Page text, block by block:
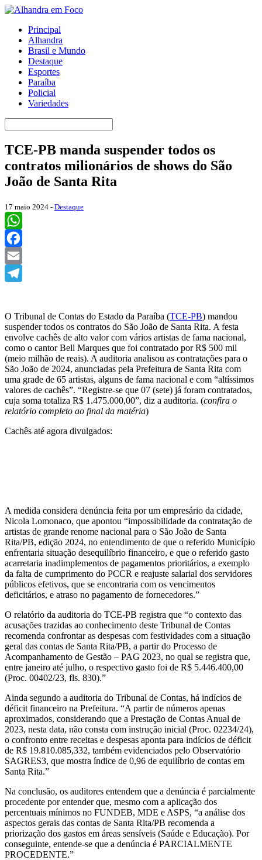
Principal
Alhandra
Brasil e Mundo
Destaque
Esportes
Paraíba
Policial
Variedades
TCE-PB manda suspender todos os
contratos milionários de shows do São
João de Santa Rita
17 maio 2024 - Destaque
WhatsApp
Facebook
Email
O Tribunal de Contas do Estado da Paraíba (TCE-PB) mandou
suspender todos os contratos do São João de Santa Rita. A festa
envolve cachês de alto valor com vários artistas de fama nacional,
como o cantor Bell Marques que foi contratado por R$ 500 mil
(meio milhão de reais). A auditoria analisou as contratações para o
São João de 2024, anunciadas pela Prefeitura de Santa Rita com
uma grade de 65 artistas, alguns de fama nacional e com “altíssimos
valores de cachês”. “Registre-se que 07 (sete) já foram contratados,
cuja soma totaliza R$ 1.475.000,00”, diz a auditoria. (confira o
relatório completo ao final da matéria)
Cachês até agora divulgados:
A medida considera denúncia feita por um empresário da cidade,
Nicola Lomonaco, que apontou “impossibilidade da contratação de
artistas de grande renome nacional para o São João de Santa
Rita/PB, edição 2024, no entendimento de que o referido Município
enfrentaria situação desequilíbrio financeiro, e que o referido gasto
acarretaria inadimplementos de pagamentos prioritários, a exemplo
da falta de cumprimento do PCCR e reajuste salarial dos servidores
públicos efetivos, que se encontraria com os vencimentos
deficitários, e atraso no pagamento de fornecedores.”
O relatório da auditoria do TCE-PB registra que “o contexto das
acusações trazidas ao conhecimento deste Tribunal de Contas
recomenda confrontar as despesas com festividades com a situação
geral das contas de Santa Rita/PB, a partir do Processo de
Acompanhamento de Gestão – PAG 2023, no qual se registra que,
entre janeiro até julho, o respectivo gasto foi de R$ 5.446.400,00
(Proc. 00402/23, fls. 830).”
Ainda segundo a auditoria do Tribunal de Contas, há indícios de
déficit financeiro na Prefeitura. “A partir de números apenas
aproximados, considerando que a Prestação de Contas Anual de
2023, nesta data, não consta com instrução inicial (Proc. 02234/24),
o confronto entre receitas e despesas aponta para indícios de déficit
de R$ 19.810.085,332, também evidenciados pelo Observatório
SAGRES3, que mostra índice de 0,96 de equilíbrio de contas em
Santa Rita.”
Na conclusão, os auditores entendem que a denúncia é parcialmente
procedente por entender que, mesmo com a aplicação dos
percentuais mínimos no FUNDEB, MDE e ASPS, “a análise dos
aspectos gerais das contas de Santa Rita/PB recomenda a
priorização dos gastos em áreas sensíveis (Saúde e Educação). Por
conseguinte, entende-se que a denúncia é PARCIALMENTE
PROCEDENTE.”